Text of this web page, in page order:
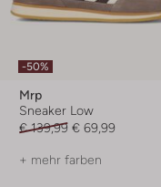
-50%
Mrp
Sneaker Low
€ 139,99 € 69,99
+ mehr farben